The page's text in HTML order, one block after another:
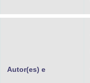
Autor(es) e